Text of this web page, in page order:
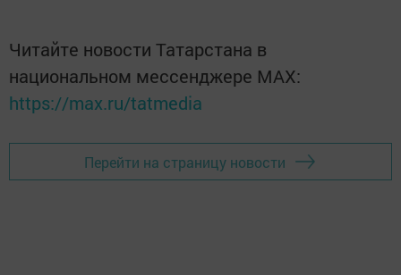
Читайте новости Татарстана в
национальном мессенджере MАХ:
https://max.ru/tatmedia
Перейти на страницу новости